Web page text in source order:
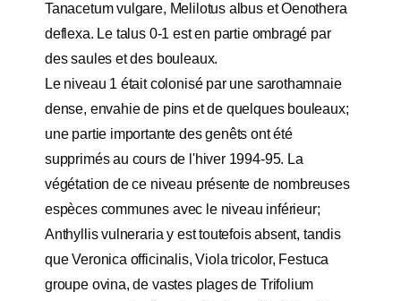
Tanacetum vulgare, Melilotus albus et Oenothera
deflexa. Le talus 0-1 est en partie ombragé par
des saules et des bouleaux.
Le niveau 1 était colonisé par une sarothamnaie
dense, envahie de pins et de quelques bouleaux;
une partie importante des genêts ont été
supprimés au cours de l'hiver 1994-95. La
végétation de ce niveau présente de nombreuses
espèces communes avec le niveau inférieur;
Anthyllis vulneraria y est toutefois absent, tandis
que Veronica officinalis, Viola tricolor, Festuca
groupe ovina, de vastes plages de Trifolium